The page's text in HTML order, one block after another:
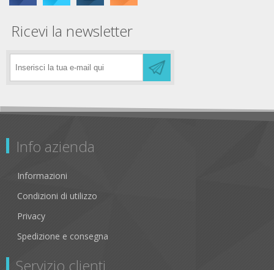
Ricevi la newsletter
Info azienda
Informazioni
Condizioni di utilizzo
Privacy
Spedizione e consegna
Servizio clienti